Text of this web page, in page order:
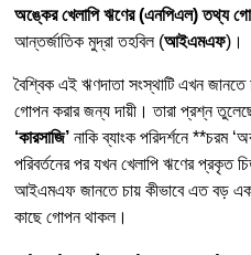
অঙ্কের খেলাপি ঋণের (এনপিএল) তথ্য
আন্তর্জাতিক মুদ্রা তহবিল (আইএমএফ)।
বৈশ্বিক এই ঋণদাতা সংস্থাটি এখন
গোপন করার জন্য দায়ী। তারা প্রশ্ন
‘কারসাজি’ নাকি ব্যাংক পরিদর্শনে **চরম
পরিবর্তনের পর যখন খেলাপি ঋণের প্রকৃত
আইএমএফ জানতে চায় কীভাবে এত বড়
কাছে গোপন থাকল।